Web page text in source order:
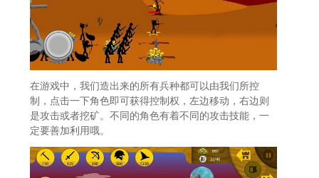
在游戏中，我们造出来的所有兵种都可以由我们所控
制，点击一下角色即可获得控制权，左边移动，右边则
是攻击或者挖矿。不同的角色有着不同的攻击技能，一
定要善加利用哦。